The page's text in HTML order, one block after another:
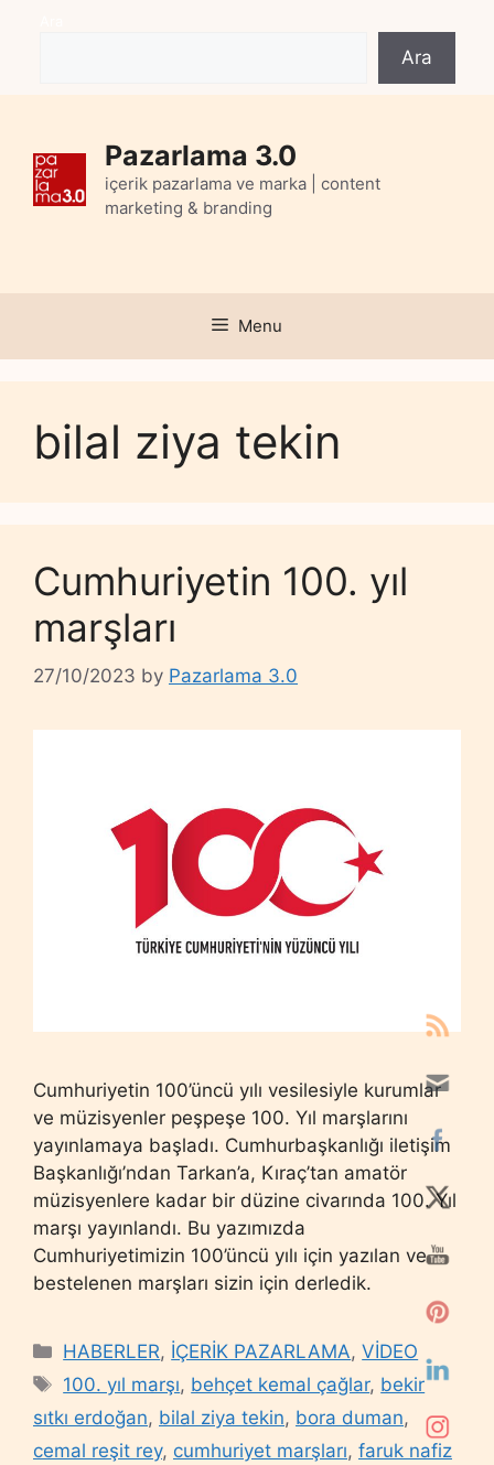
Ara
Pazarlama 3.0
içerik pazarlama ve marka | content
marketing & branding
Menu
bilal ziya tekin
Cumhuriyetin 100. yıl
marşları
27/10/2023 by Pazarlama 3.0
Cumhuriyetin 100’üncü yılı vesilesiyle kurumlar
ve müzisyenler peşpeşe 100. Yıl marşlarını
yayınlamaya başladı. Cumhurbaşkanlığı iletişim
Başkanlığı’ndan Tarkan’a, Kıraç’tan amatör
müzisyenlere kadar bir düzine civarında 100. Yıl
marşı yayınlandı. Bu yazımızda
Cumhuriyetimizin 100’üncü yılı için yazılan ve
bestelenen marşları sizin için derledik.
Categories
HABERLER, İÇERİK PAZARLAMA,VİDEO
Tags
100. yıl marşı, behçet kemal çağlar, bekir
sıtkı erdoğan, bilal ziya tekin, bora duman,
cemal reşit rey, cumhuriyet marşları, faruk nafiz